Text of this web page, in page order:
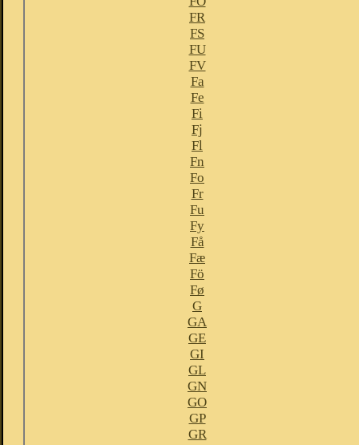
FR
FS
FU
FV
Fa
Fe
Fi
Fj
Fl
Fn
Fo
Fr
Fu
Fy
Få
Fæ
Fö
Fø
G
GA
GE
GI
GL
GN
GO
GP
GR